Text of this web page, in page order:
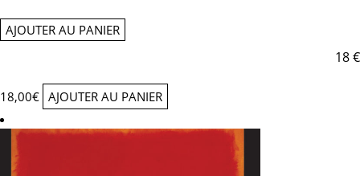
AJOUTER AU PANIER
18 €
18,00€ AJOUTER AU PANIER